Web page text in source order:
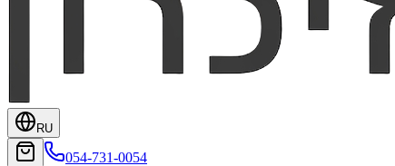
RU
054-731-0054